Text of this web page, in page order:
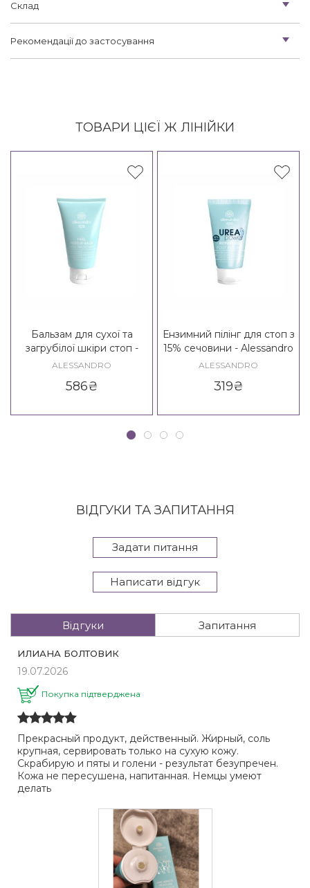
Склад
Рекомендації до застосування
ТОВАРИ ЦІЄЇ Ж ЛІНІЙКИ
Бальзам для сухої та
загрубілої шкіри стоп -
Alessandro Heel Rescue
ALESSANDRO
586₴
Ензимний пілінг для стоп з
15% сечовини - Alessandro
Repairing Foot Peeling 15%
ALESSANDRO
319₴
ВІДГУКИ ТА ЗАПИТАННЯ
Задати питання
Написати відгук
Відгуки Запитання
ИЛИАНА БОЛТОВИК
19.07.2026
Покупка підтверджена
Прекрасный продукт, действенный. Жирный, соль
крупная, сервировать только на сухую кожу.
Скрабирую и пяты и голени - результат безупречен.
Кожа не пересушена, напитанная. Немцы умеют
делать